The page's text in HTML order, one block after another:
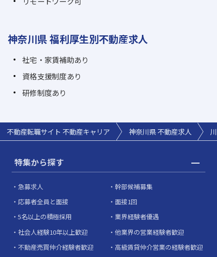
神奈川県 福利厚生別不動産求人
社宅・家賃補助あり
資格支援制度あり
研修制度あり
不動産転職サイト 不動産キャリア 神奈川県 不動産求人
特集から探す
急募求人
幹部候補募集
応募者全員と面接
面接1回
5名以上の積極採用
業界経験者優遇
社会人経験10年以上歓迎
他業界の営業経験者歓迎
不動産売買仲介経験者歓迎
高級賃貸仲介営業の経験者歓迎